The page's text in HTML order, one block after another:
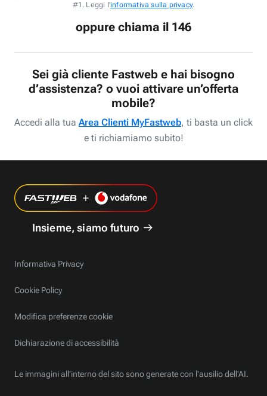
#1. Leggi l'informativa sulla privacy.
oppure chiama il 146
Sei già cliente Fastweb e hai bisogno
d’assistenza? o vuoi attivare un’offerta
mobile?
Accedi alla tua Area Clienti MyFastweb, ti basta un click
e ti richiamiamo subito!
Insieme, siamo futuro
Informativa Privacy
Cookie Policy
Modifica preferenze cookie
Dichiarazione di accessibilità
Le immagini all’interno del sito sono generate con l'ausilio dell'AI.